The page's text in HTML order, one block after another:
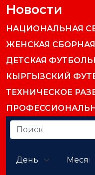
Новости
НАЦИОНАЛЬНАЯ
ЖЕНСКАЯ СБОРНАЯ
ДЕТСКАЯ
КЫРГЫЗСКИЙ
ТЕХНИЧЕСКОЕ